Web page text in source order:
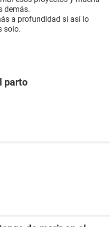
demás.
a profundidad si así lo
solo.
parto